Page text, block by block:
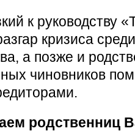
к руководству
кризиса
а позже и
чиновников
родственниц